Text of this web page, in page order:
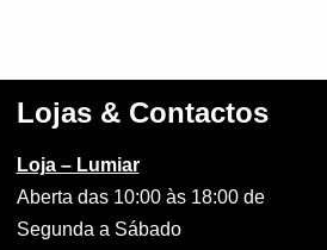
Lojas & Contactos
Loja – Lumiar
Aberta das 10:00 às 18:00 de
Segunda a Sábado